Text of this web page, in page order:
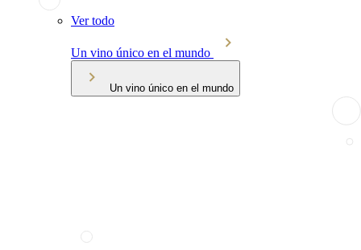
Ver todo
Un vino único en el mundo
Un vino único en el mundo